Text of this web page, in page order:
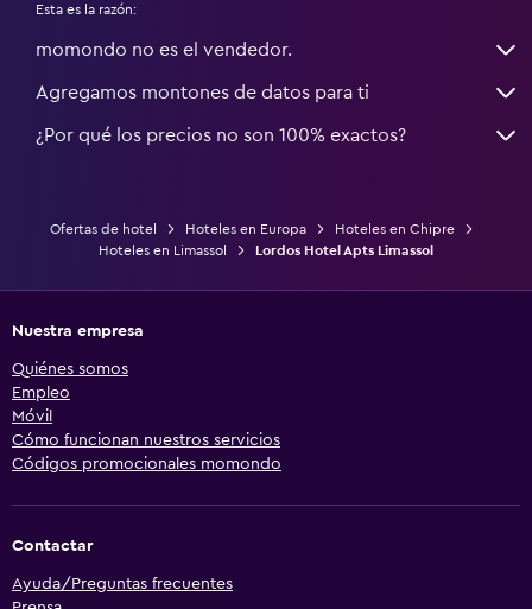
Esta es la razón:
momondo no es el vendedor.
Agregamos montones de datos para ti
¿Por qué los precios no son 100% exactos?
Ofertas de hotel Hoteles en Europa
Hoteles en Chipre
Hoteles en Limassol
Lordos Hotel Apts Limassol
Nuestra empresa
Quiénes somos
Empleo
Móvil
Cómo funcionan nuestros servicios
Códigos promocionales momondo
Contactar
Ayuda/Preguntas frecuentes